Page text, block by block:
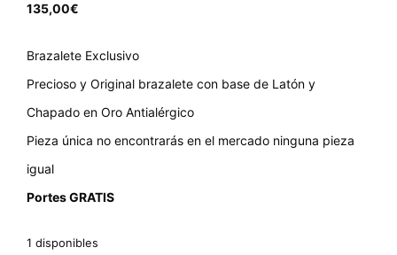
135,00€
Brazalete Exclusivo
Precioso y Original brazalete con base de Latón y
Chapado en Oro Antialérgico
Pieza única no encontrarás en el mercado ninguna pieza
igual
Portes GRATIS
1 disponibles